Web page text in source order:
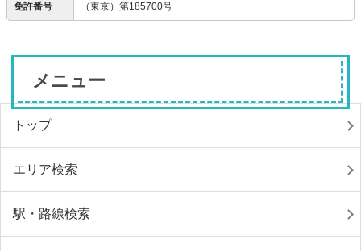
免許番号 （東京）第185700号
メニュー
トップ
エリア検索
駅・路線検索